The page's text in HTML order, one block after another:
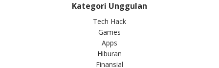
Kategori Unggulan
Tech Hack
Games
Apps
Hiburan
Finansial